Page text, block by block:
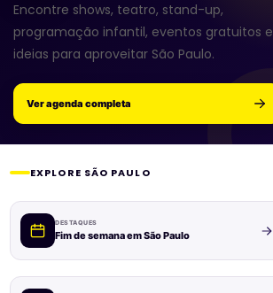
Encontre shows, teatro, stand-up,
programação infantil, eventos gratuitos e
ideias para aproveitar São Paulo.
Ver agenda completa
EXPLORE SÃO PAULO
DESTAQUES
Fim de semana em São Paulo